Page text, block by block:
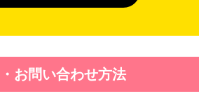
供することが予定される場合の事項
パーソナライズ広告配信および効果測定・
端末情報、（同意時）メールアドレス等の
お問い合わせ方法